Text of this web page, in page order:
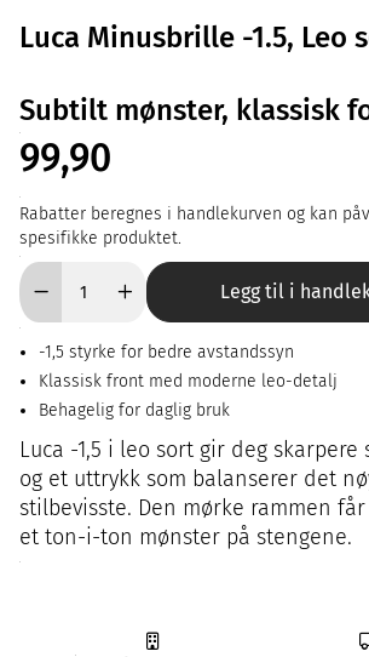
Luca Minusbrille -1.5, Leo
Subtilt mønster, klassisk
99,90
Rabatter beregnes i handlekurven og kan
spesifikke produktet.
Legg til i
-1,5 styrke for bedre avstandssyn
Klassisk front med moderne leo-detalj
Behagelig for daglig bruk
Luca -1,5 i leo sort gir deg skarpere
og et uttrykk som balanserer det
stilbevisste. Den mørke rammen
et ton-i-ton mønster på stengene.